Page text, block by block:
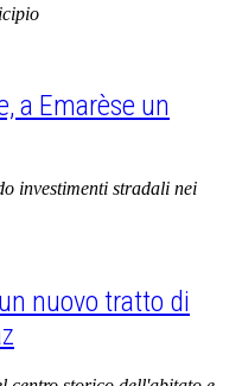
a Emarèse un
investimenti stradali nei
nuovo tratto di